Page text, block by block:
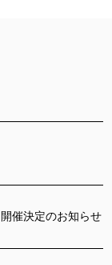
催決定のお知らせ